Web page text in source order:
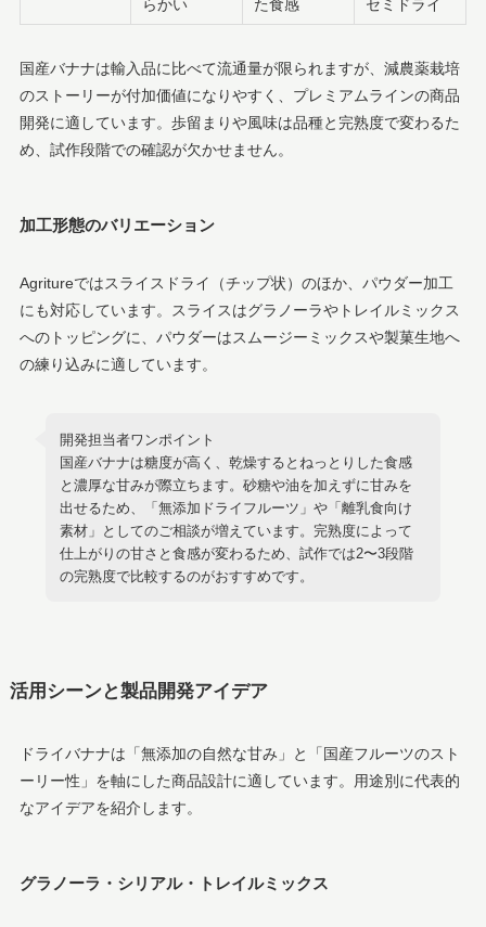
らかい
た食感
セミドライ
国産バナナは輸入品に比べて流通量が限られますが、減農薬栽培
のストーリーが付加価値になりやすく、プレミアムラインの商品
開発に適しています。歩留まりや風味は品種と完熟度で変わるた
め、試作段階での確認が欠かせません。
加工形態のバリエーション
Agritureではスライスドライ（チップ状）のほか、パウダー加工
にも対応しています。スライスはグラノーラやトレイルミックス
へのトッピングに、パウダーはスムージーミックスや製菓生地へ
の練り込みに適しています。
開発担当者ワンポイント
国産バナナは糖度が高く、乾燥するとねっとりした食感
と濃厚な甘みが際立ちます。砂糖や油を加えずに甘みを
出せるため、「無添加ドライフルーツ」や「離乳食向け
素材」としてのご相談が増えています。完熟度によって
仕上がりの甘さと食感が変わるため、試作では2〜3段階
の完熟度で比較するのがおすすめです。
活用シーンと製品開発アイデア
ドライバナナは「無添加の自然な甘み」と「国産フルーツのスト
ーリー性」を軸にした商品設計に適しています。用途別に代表的
なアイデアを紹介します。
グラノーラ・シリアル・トレイルミックス